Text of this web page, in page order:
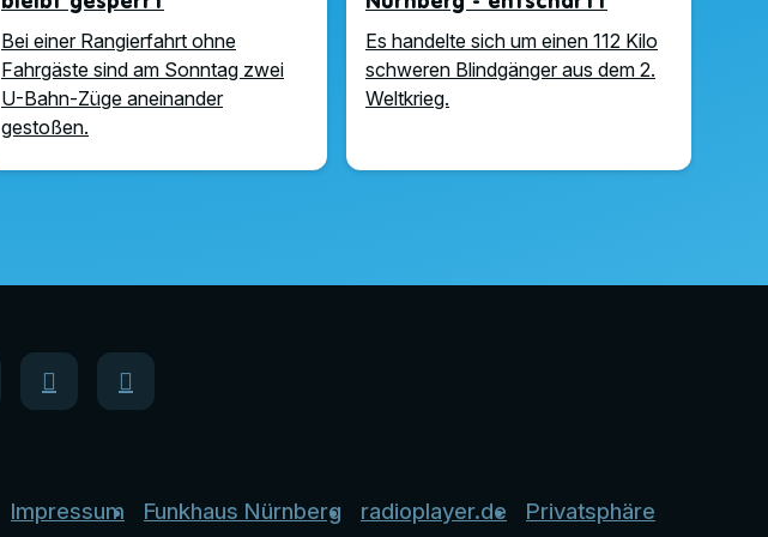
Bei einer Rangierfahrt ohne
Fahrgäste sind am Sonntag zwei
U-Bahn-Züge aneinander
gestoßen.
Es handelte sich um einen 112 Kilo
schweren Blindgänger aus dem 2.
Weltkrieg.
Impressum Funkhaus Nürnberg radioplayer.de Privatsphäre